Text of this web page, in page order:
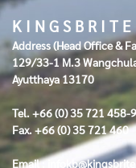
K I N G S B R I T
Address (Head Office &
129/33-1 M.3
Ayutthaya 13170
Tel. +66 (0) 35 721 458-9
Fax. +66 (0) 35 721 460
Email :